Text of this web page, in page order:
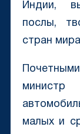
Индии,
послы,
стран
министр
малых и